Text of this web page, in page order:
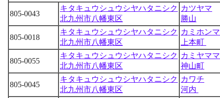
805-0043
キタキュウシュウシヤハタニシク
北九州市八幡東区
カツヤマ
勝山
805-0018
キタキュウシュウシヤハタニシク
北九州市八幡東区
カミホン
上本町
805-0055
キタキュウシュウシヤハタニシク
北九州市八幡東区
カミヤマ
神山町
805-0045
キタキュウシュウシヤハタニシク
北九州市八幡東区
カワチ
河内